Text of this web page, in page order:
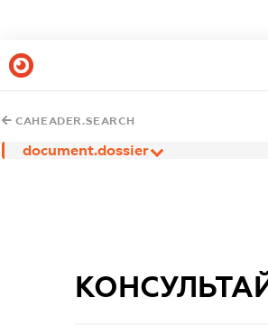
CAHEADER.SEARCH
document.dossier